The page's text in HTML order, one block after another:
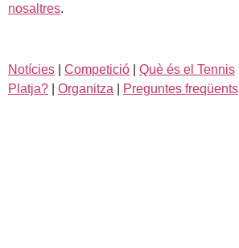
nosaltres.
Notícies Competició
Què és el Tennis
Platja?
Organitza Preguntes freqüents